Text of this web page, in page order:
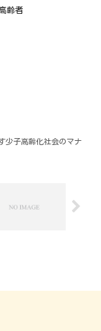
齢者
少子高齢化社会のマナ